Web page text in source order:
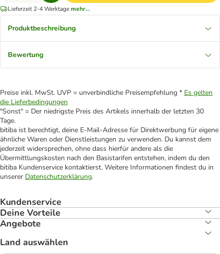
Lieferzeit 2-4 Werktagemehr...
Produktbeschreibung
Bewertung
Preise inkl. MwSt. UVP = unverbindliche Preisempfehlung * Es gelten
die Lieferbedingungen
"Sonst" = Der niedrigste Preis des Artikels innerhalb der letzten 30
Tage.
bitiba ist berechtigt, deine E-Mail-Adresse für Direktwerbung für eigene
ähnliche Waren oder Dienstleistungen zu verwenden. Du kannst dem
jederzeit widersprechen, ohne dass hierfür andere als die
Übermittlungskosten nach den Basistarifen entstehen, indem du den
bitiba Kundenservice kontaktierst. Weitere Informationen findest du in
unserer Datenschutzerklärung.
Kundenservice
Deine Vorteile
Angebote
Land auswählen